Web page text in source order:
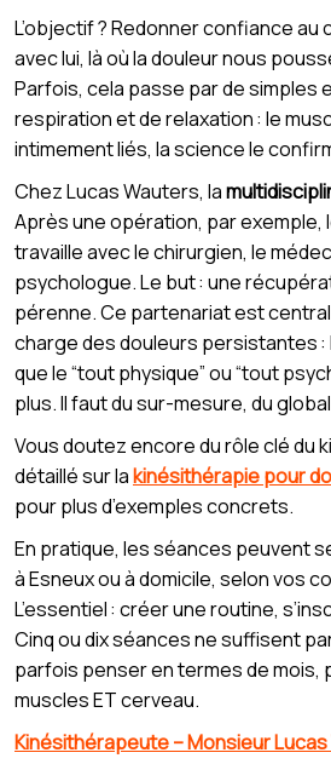
L’objectif ? Redonner confiance au
avec lui, là où la douleur nous
Parfois, cela passe par de simples
respiration et de relaxation : le
intimement liés, la science le
Chez Lucas Wauters, la
Après une opération, par
travaille avec le chirurgien, le
psychologue. Le but : une
pérenne. Ce partenariat est
charge des douleurs persistantes
que le “tout physique” ou “tout
plus. Il faut du sur-mesure, du
Vous doutez encore du rôle clé du
détaillé sur lakinésithérapie pour
pour plus d’exemples concrets.
En pratique, les séances peuvent
à Esneux ou à domicile, selon vos
L’essentiel : créer une routine,
Cinq ou dix séances ne suffisent
parfois penser en termes de mois,
muscles ET cerveau.
Kinésithérapeute – Monsieur